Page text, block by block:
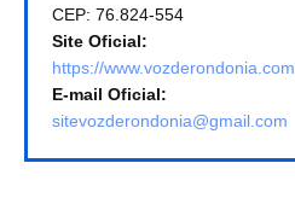
CEP: 76.824-554
Site Oficial:
https://www.vozderondonia.com
E-mail Oficial:
sitevozderondonia@gmail.com